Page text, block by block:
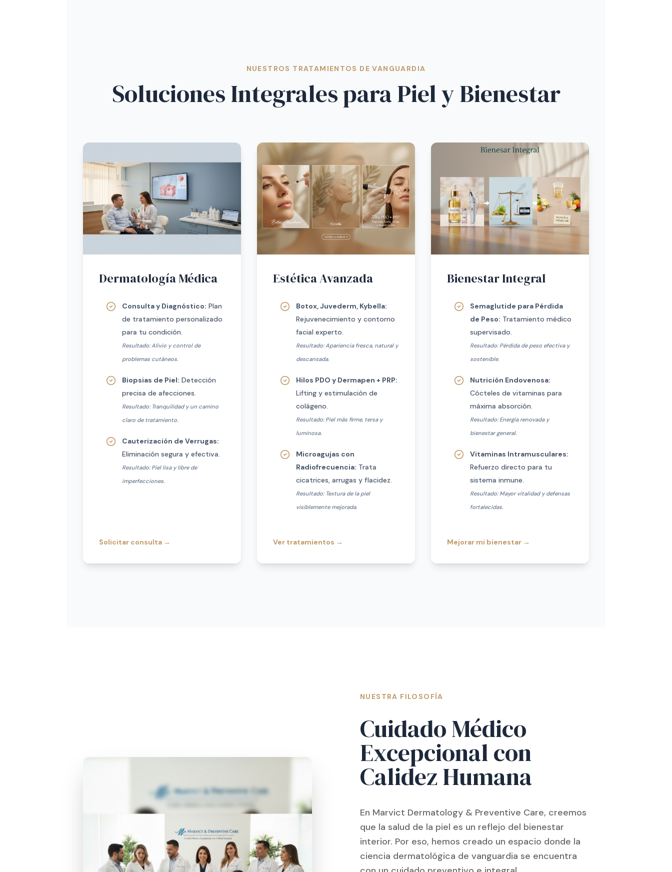
NUESTROS TRATAMIENTOS DE VANGUARDIA
Soluciones Integrales para Piel y Bienestar
Dermatología Médica
Consulta y Diagnóstico: Plan
de tratamiento personalizado
para tu condición.
Resultado: Alivio y control de
problemas cutáneos.
Biopsias de Piel: Detección
precisa de afecciones.
Resultado: Tranquilidad y un camino
claro de tratamiento.
Cauterización de Verrugas:
Eliminación segura y efectiva.
Resultado: Piel lisa y libre de
imperfecciones.
Solicitar consulta →
Estética Avanzada
Botox, Juvederm, Kybella:
Rejuvenecimiento y contorno
facial experto.
Resultado: Apariencia fresca, natural y
descansada.
Hilos PDO y Dermapen + PRP:
Lifting y estimulación de
colágeno.
Resultado: Piel más firme, tersa y
luminosa.
Microagujas con
Radiofrecuencia: Trata
cicatrices, arrugas y flacidez.
Resultado: Textura de la piel
visiblemente mejorada.
Ver tratamientos →
Bienestar Integral
Semaglutide para Pérdida
de Peso: Tratamiento médico
supervisado.
Resultado: Pérdida de peso efectiva y
sostenible.
Nutrición Endovenosa:
Cócteles de vitaminas para
máxima absorción.
Resultado: Energía renovada y
bienestar general.
Vitaminas Intramusculares:
Refuerzo directo para tu
sistema inmune.
Resultado: Mayor vitalidad y defensas
fortalecidas.
Mejorar mi bienestar →
NUESTRA FILOSOFÍA
Cuidado Médico
Excepcional con
Calidez Humana
En Marvict Dermatology & Preventive Care, creemos
que la salud de la piel es un reflejo del bienestar
interior. Por eso, hemos creado un espacio donde la
ciencia dermatológica de vanguardia se encuentra